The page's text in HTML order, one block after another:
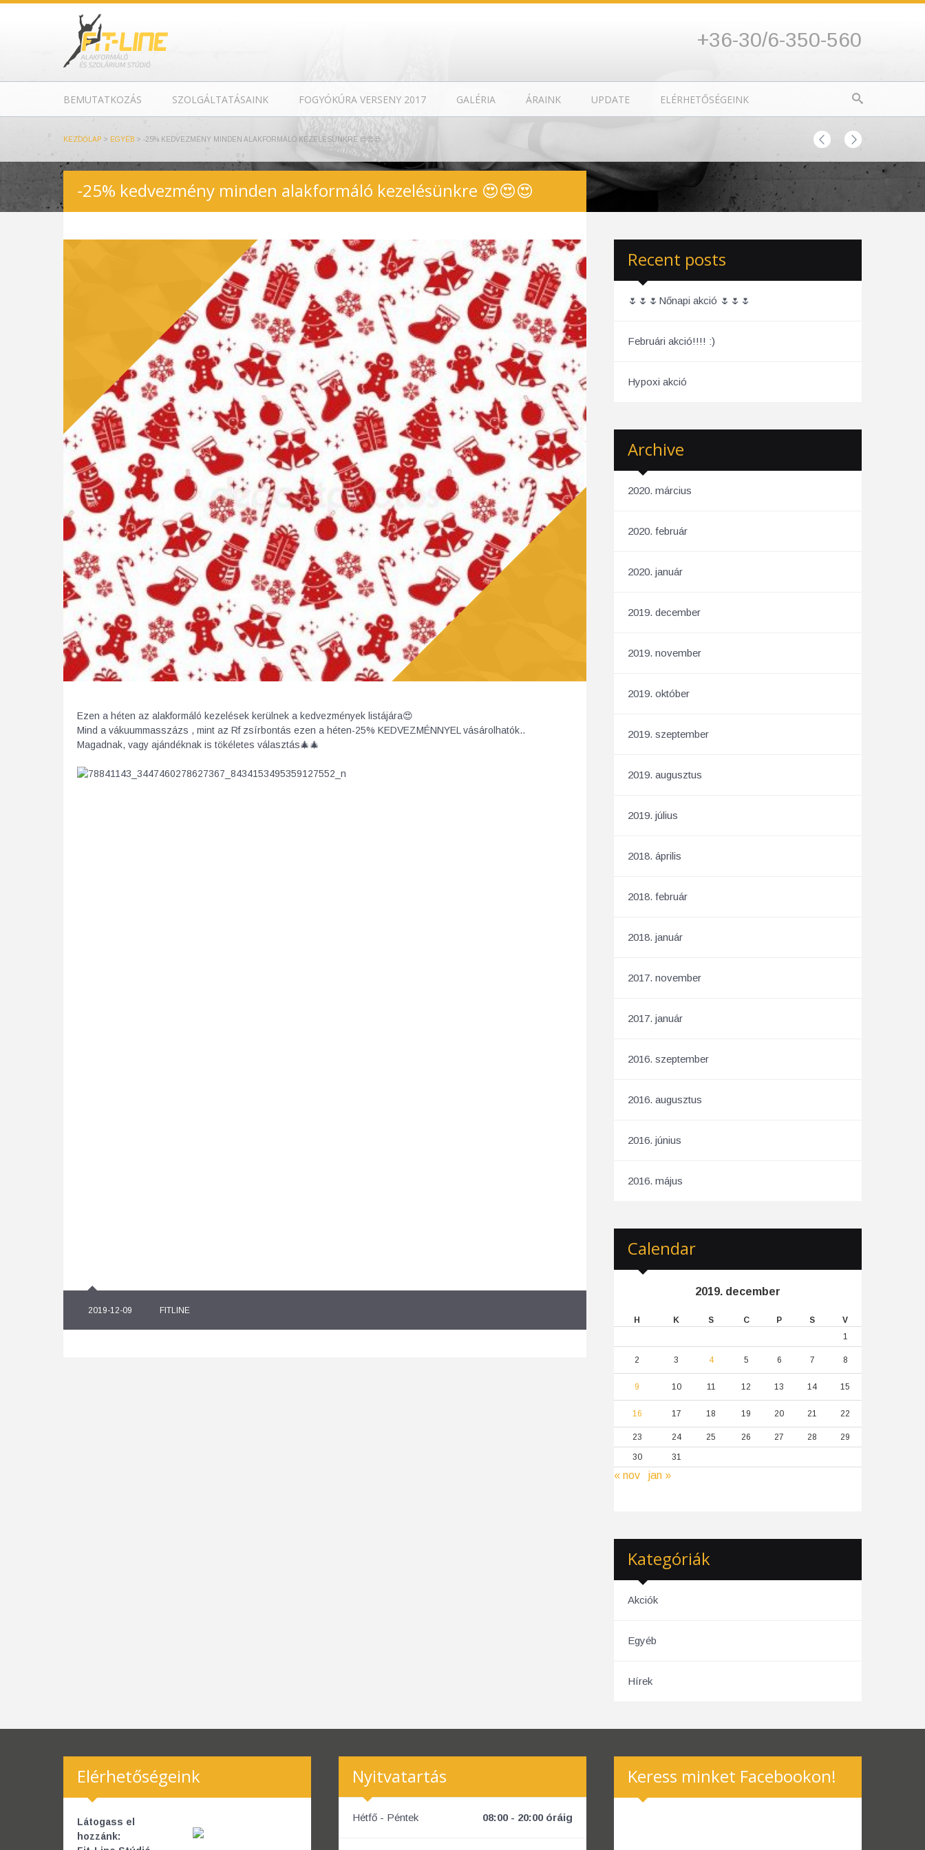
+36-30/6-350-560
BEMUTATKOZÁS SZOLGÁLTATÁSAINK FOGYÓKÚRA VERSENY 2017 GALÉRIA ÁRAINK UPDATE ELÉRHETŐSÉGEINK
KEZDŐLAP > EGYÉB > -25% KEDVEZMÉNY MINDEN ALAKFORMÁLÓ KEZELÉSÜNKRE 😍😍😍
-25% kedvezmény minden alakformáló kezelésünkre 😍😍😍
Ezen a héten az alakformáló kezelések kerülnek a kedvezmények listájára😍
Mind a vákuummasszázs , mint az Rf zsírbontás ezen a héten-25% KEDVEZMÉNNYEL vásárolhatók..
Magadnak, vagy ajándéknak is tökéletes választás🎄🎄
2019-12-09 FITLINE
Recent posts
🌷🌷🌷Nőnapi akció 🌷🌷🌷
Februári akció!!!! :)
Hypoxi akció
Archive
2020. március
2020. február
2020. január
2019. december
2019. november
2019. október
2019. szeptember
2019. augusztus
2019. július
2018. április
2018. február
2018. január
2017. november
2017. január
2016. szeptember
2016. augusztus
2016. június
2016. május
Calendar
2019. december
H K S C P S
V
1
2 3 4 5 6 7 8
9 10 11 12 13 14 15
16 17 18 19 20 21 22
23 24 25 26 27 28 29
30 31
« nov jan »
Kategóriák
Akciók
Egyéb
Hírek
Elérhetőségeink
Látogass el
hozzánk:
Nyitvatartás
Hétfő - Péntek 08:00 - 20:00 óráig
Keress minket Facebookon!